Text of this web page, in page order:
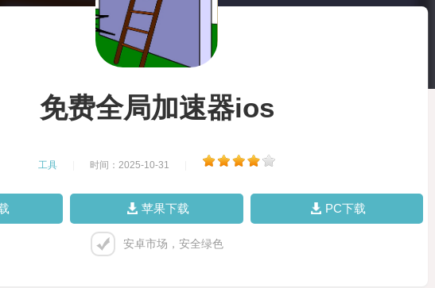
免费全局加速器ios
工具 时间：2025-10-31
苹果下载 PC下载
安卓市场，安全绿色